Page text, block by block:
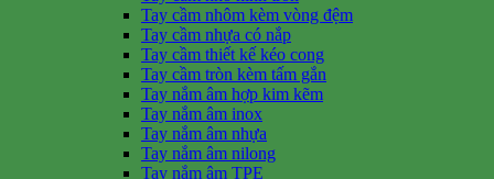
Tay cầm nhôm kèm vòng đệm
Tay cầm nhựa có nắp
Tay cầm thiết kế kéo cong
Tay cầm tròn kèm tấm gắn
Tay nắm âm hợp kim kẽm
Tay nắm âm inox
Tay nắm âm nhựa
Tay nắm âm nilong
Tay nắm âm TPE